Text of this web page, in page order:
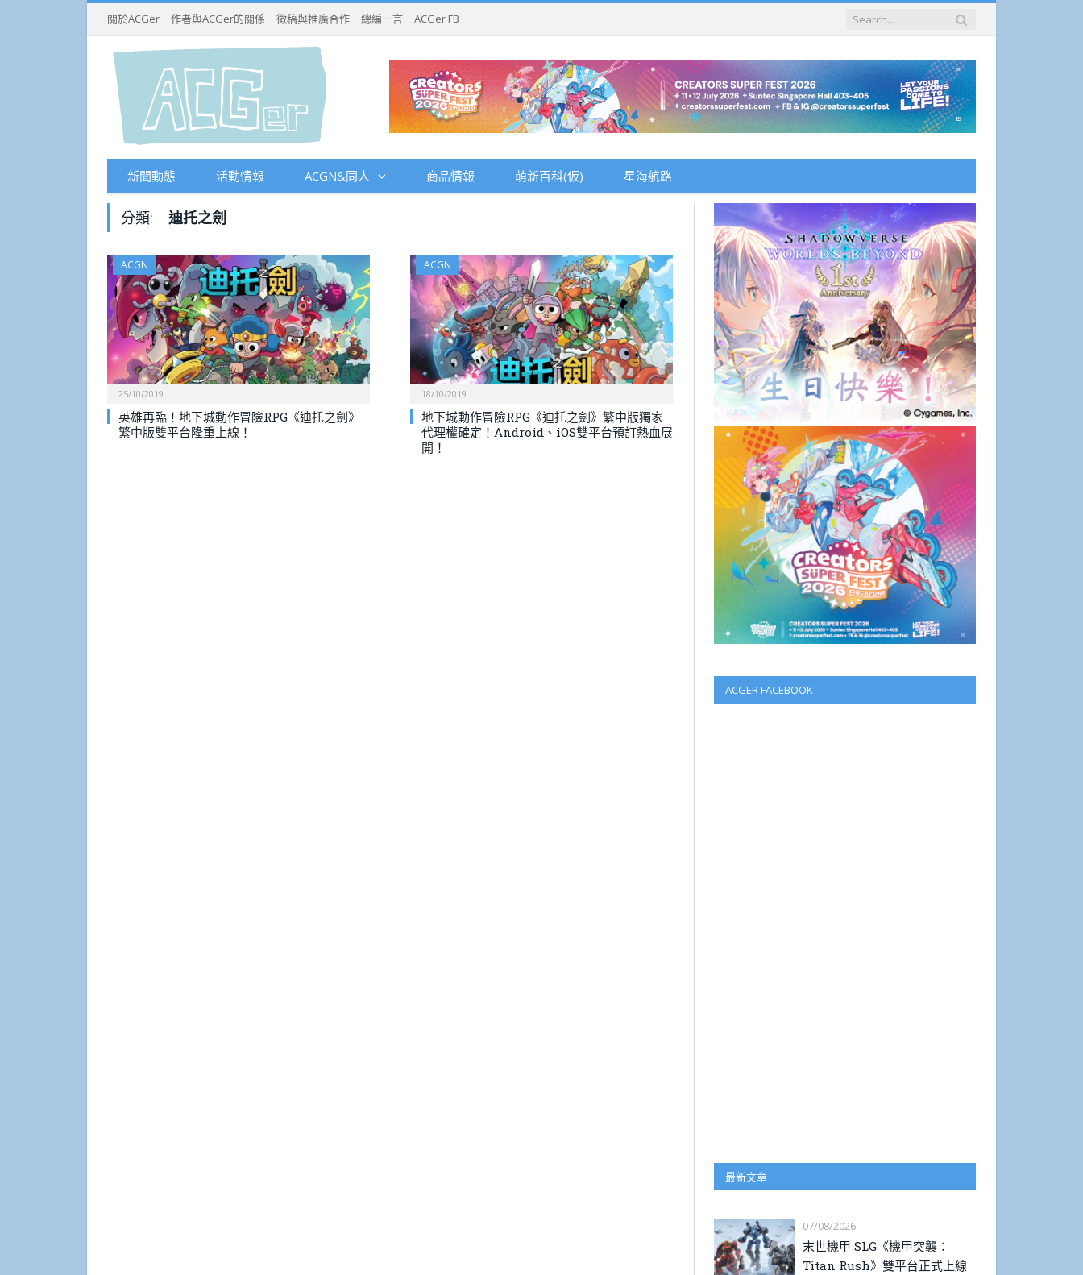
關於ACGer 作者與ACGer的關係 徵稿與推廣合作 總編一言 ACGer FB
新聞動態 活動情報 ACGN&同人 商品情報 萌新百科(仮) 星海航路
分類: 迪托之劍
ACGN
25/10/2019
英雄再臨！地下城動作冒險RPG《迪托之劍》
繁中版雙平台隆重上線！
ACGN
18/10/2019
地下城動作冒險RPG《迪托之劍》繁中版獨家
代理權確定！Android、iOS雙平台預訂熱血展
開！
ACGER FACEBOOK
最新文章
07/08/2026
末世機甲 SLG《機甲突襲：
Titan Rush》雙平台正式上線